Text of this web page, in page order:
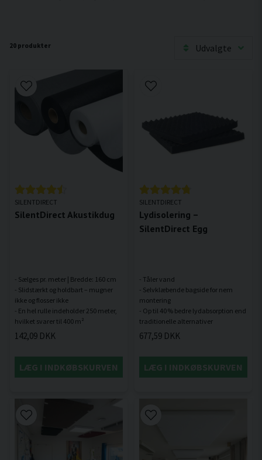
20 produkter Udvalgte
SILENTDIRECT
SilentDirect Akustikdug
- Sælges pr. meter | Bredde: 160 cm
- Slidstærkt og holdbart – mugner
ikke og flosser ikke
- En hel rulle indeholder 250 meter,
142,09 DKK
LÆG I INDKØBSKURVEN
SILENTDIRECT
Lydisolering –
SilentDirect Egg
- Tåler vand
- Selvklæbende bagside for nem
montering
- Op til 40 % bedre lydabsorption end
677,59 DKK
LÆG I INDKØBSKURVEN